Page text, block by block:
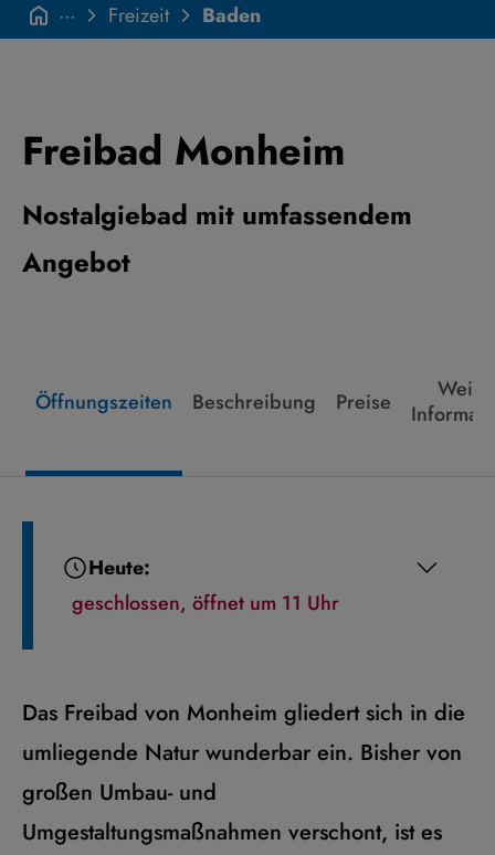
Baden
Freizeit
···
Freibad Monheim
Nostalgiebad mit umfassendem
Angebot
Öffnungszeiten Beschreibung Preise
Heute:
geschlossen, öffnet um 11 Uhr
Das Freibad von Monheim gliedert sich in die
umliegende Natur wunderbar ein. Bisher von
großen Umbau- und
Umgestaltungsmaßnahmen verschont, ist es